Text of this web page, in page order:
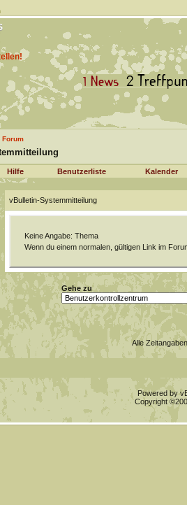
Forum
Hilfe Benutzerliste Kalender
vBulletin-Systemmitteilung
Keine Angabe: Thema
Wenn du einem normalen, gültigen Link im
Gehe zu
Alle
Powered by
Copyright